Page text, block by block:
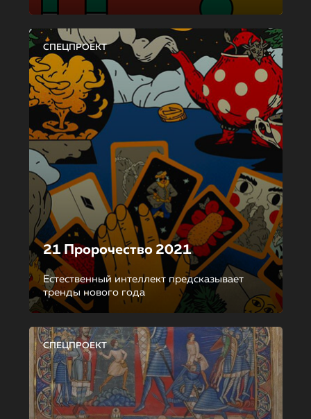
СПЕЦПРОЕКТ
21 Пророчество 2021
Естественный интеллект предсказывает
тренды нового года
СПЕЦПРОЕКТ